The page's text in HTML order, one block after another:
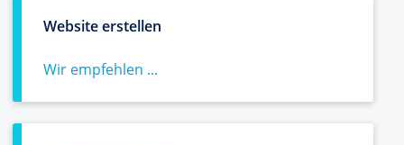
Website erstellen
Wir empfehlen ...